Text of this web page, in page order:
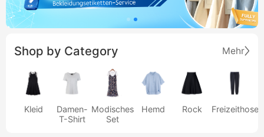
Shop by Category Mehr
Kleid
Damen-
T-Shirt
Modisches
Set
Hemd Rock Freizeithose